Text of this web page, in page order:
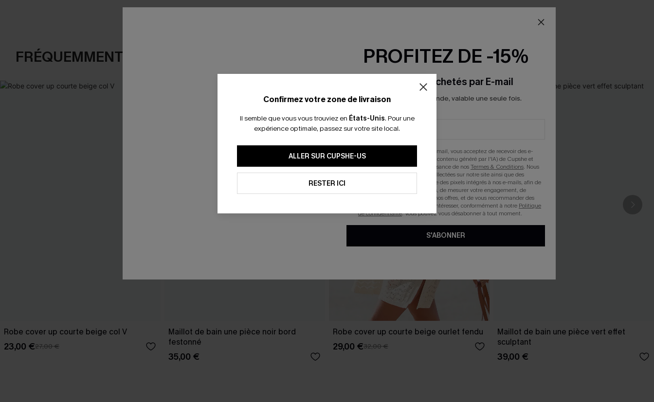
FRÉQUEMMENT ACHETÉS ENSEMBLE
Robe cover up courte beige col V
23,00 €27,00 €
Maillot de bain une pièce noir bord
festonné
35,00 €
Robe cover up courte beige ourlet fendu
29,00 €32,00 €
Maillot de bain une pièce vert effet
sculptant
39,00 €
Confirmez votre zone de livraison
Il semble que vous vous trouviez en États-Unis. Pour une
expérience optimale, passez sur votre site local.
ALLER SUR CUPSHE-US
RESTER ICI
PROFITEZ DE -15%
-15% dès 2 Achetés par E-mail
*Un code par commande, valable une seule fois.
En soumettant votre adresse e-mail, vous acceptez de recevoir des e-
mails marketing (y compris du contenu généré par l'IA) de Cupshe et
reconnaissez avoir pris connaissance de nosTermes & Conditions. Nous
pouvons utiliser les données collectées sur notre site ainsi que des
technologies de suivi, telles que des pixels intégrés à nos e-mails, afin de
savoir si ceux-ci ont été ouverts, de mesurer votre engagement, de
personnaliser nos contenus et nos offres, et de vous recommander des
produits susceptibles de vous intéresser, conformément à notre Politique
de confidentialité. Vous pouvez vous désabonner à tout moment.
S'ABONNER